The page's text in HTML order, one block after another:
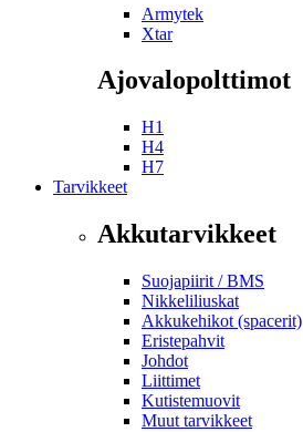
Armytek
Xtar
Ajovalopolttimot
H1
H4
H7
Tarvikkeet
Akkutarvikkeet
Suojapiirit / BMS
Nikkeliliuskat
Akkukehikot (spacerit)
Eristepahvit
Johdot
Liittimet
Kutistemuovit
Muut tarvikkeet